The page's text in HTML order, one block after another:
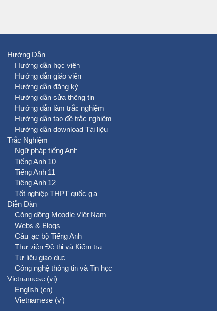
Hướng Dẫn
Hướng dẫn học viên
Hướng dẫn giáo viên
Hướng dẫn đăng ký
Hướng dẫn sửa thông tin
Hướng dẫn làm trắc nghiệm
Hướng dẫn tạo đề trắc nghiệm
Hướng dẫn download Tài liệu
Trắc Nghiệm
Ngữ pháp tiếng Anh
Tiếng Anh 10
Tiếng Anh 11
Tiếng Anh 12
Tốt nghiệp THPT quốc gia
Diễn Đàn
Cộng đồng Moodle Việt Nam
Webs & Blogs
Câu lạc bộ Tiếng Anh
Thư viện Đề thi và Kiểm tra
Tư liệu giáo dục
Công nghệ thông tin và Tin học
Vietnamese ‎(vi)‎
English ‎(en)‎
Vietnamese ‎(vi)‎